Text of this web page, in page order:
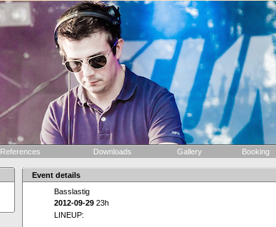
References Downloads Gallery Booking
Event details
Basslastig
2012-09-29 23h
LINEUP: